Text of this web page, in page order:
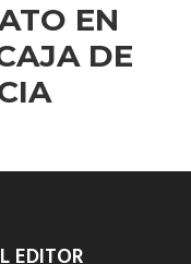
EN
DE